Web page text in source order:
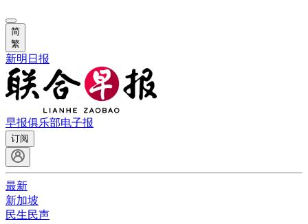
简
繁
新明日报
早报俱乐部电子报
订阅
最新
新加坡
民生民声